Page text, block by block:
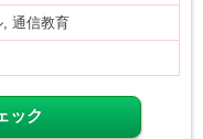
, 通信教育
ック